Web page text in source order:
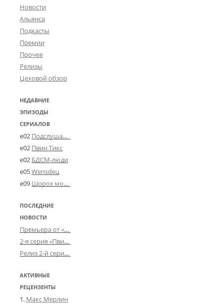
Новости
Альянса
Подкасты
Премии
Прочее
Релизы
Цеховой обзор
НЕДАВНИЕ
ЭПИЗОДЫ
СЕРИАЛОВ
e02 Подслушано в Угличе
e02 Пвин Тикс
e02 БДСМ-люди
e05Wensdeц
e09 Шорох мозговины
ПОСЛЕДНИЕ
НОВОСТИ
Премьера от «Усталого королевства»: «Игорь начал»
2-я серия «Пвин Тикса» от 2-D
Релиз 2-й серии «БДСМ-людей» от «Аркада Фильм»
АКТИВНЫЕ
РЕЦЕНЗЕНТЫ
Макс Мерлин